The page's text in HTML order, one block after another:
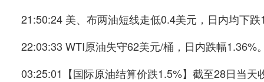
21:50:24 美、布两油短线走低0.4美元，日内均下
22:03:33 WTI原油失守62美元/桶，日内跌幅1.36%
03:25:01【国际原油结算价跌1.5%】截至28日当